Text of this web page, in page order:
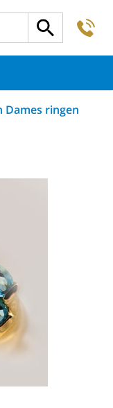
Dames ringen